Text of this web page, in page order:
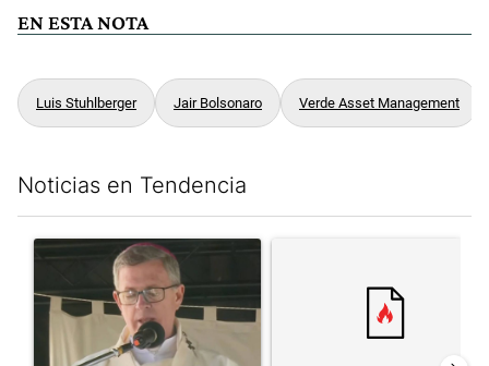
EN ESTA NOTA
Luis Stuhlberger Jair Bolsonaro Verde Asset Management
Noticias en Tendencia
Un artículo de tendencia con el título "García Cuerva